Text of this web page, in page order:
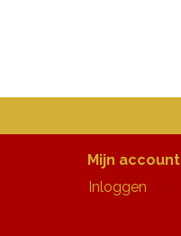
Mijn account
Inloggen